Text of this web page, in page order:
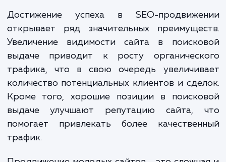
задач. Это включает в себя анализ
вашего сайта, оптимизацию
метаданных, настройку внутренней и
ссылочной массы, улучшение скорости
сайта и многое другое. Наша
постоянно отслеживает
алгоритмах поисковых систем и
самые актуальные методы SEO.
Достижение успеха в SEO-
открывает ряд значительных